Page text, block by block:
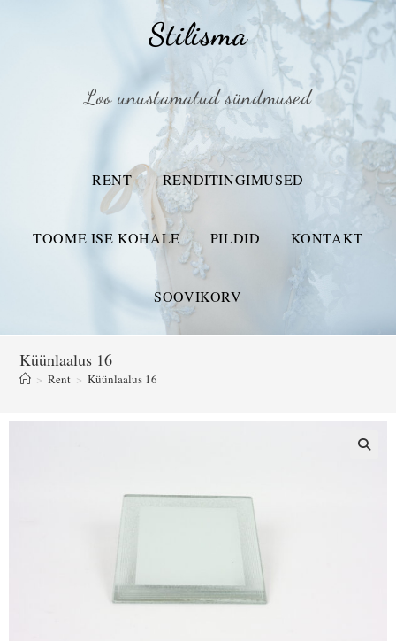
Stilisma
Loo unustamatud sündmused
RENT RENDITINGIMUSED
TOOME ISE KOHALE PILDID KONTAKT
SOOVIKORV
Küünlaalus 16
> Rent > Küünlaalus 16